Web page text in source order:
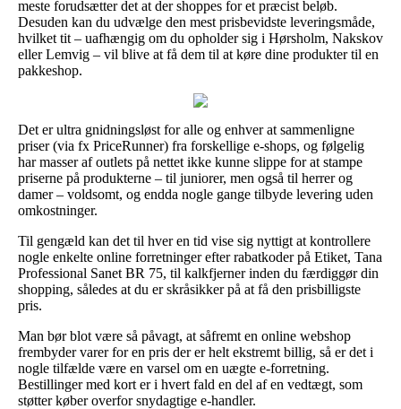
meste forudsætter det at der shoppes for et præcist beløb.
Desuden kan du udvælge den mest prisbevidste leveringsmåde,
hvilket tit – uafhængig om du opholder sig i Hørsholm, Nakskov
eller Lemvig – vil blive at få dem til at køre dine produkter til en
pakkeshop.
Det er ultra gnidningsløst for alle og enhver at sammenligne
priser (via fx PriceRunner) fra forskellige e-shops, og følgelig
har masser af outlets på nettet ikke kunne slippe for at stampe
priserne på produkterne – til juniorer, men også til herrer og
damer – voldsomt, og endda nogle gange tilbyde levering uden
omkostninger.
Til gengæld kan det til hver en tid vise sig nyttigt at kontrollere
nogle enkelte online forretninger efter rabatkoder på Etiket, Tana
Professional Sanet BR 75, til kalkfjerner inden du færdiggør din
shopping, således at du er skråsikker på at få den prisbilligste
pris.
Man bør blot være så påvagt, at såfremt en online webshop
frembyder varer for en pris der er helt ekstremt billig, så er det i
nogle tilfælde være en varsel om en uægte e-forretning.
Bestillinger med kort er i hvert fald en del af en vedtægt, som
støtter køber overfor snydagtige e-handler.